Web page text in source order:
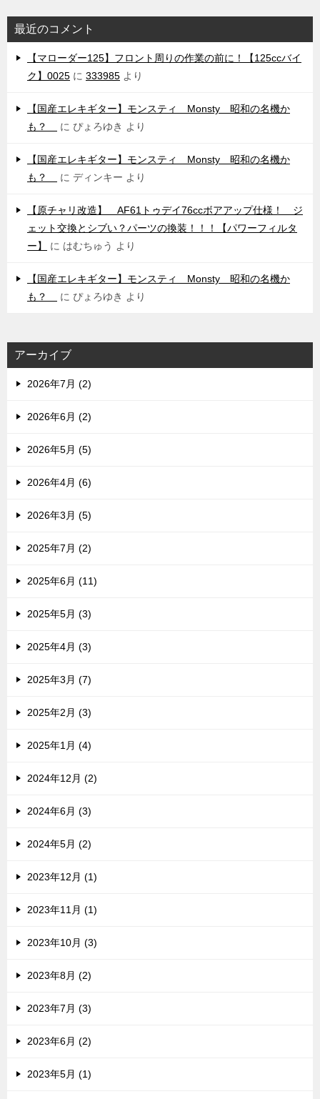
最近のコメント
【マローダー125】フロント周りの作業の前に！【125ccバイ
ク】0025 に 333985 より
【国産エレキギター】モンスティ Monsty 昭和の名機か
も？
に ぴょろゆき より
【国産エレキギター】モンスティ Monsty 昭和の名機か
も？
に ディンキー より
【原チャリ改造】 AF61トゥデイ76ccボアアップ仕様！ ジ
ェット交換とシブい？パーツの換装！！！【パワーフィルタ
ー】
に はむちゅう より
【国産エレキギター】モンスティ Monsty 昭和の名機か
も？
に ぴょろゆき より
アーカイブ
2026年7月 (2)
2026年6月 (2)
2026年5月 (5)
2026年4月 (6)
2026年3月 (5)
2025年7月 (2)
2025年6月 (11)
2025年5月 (3)
2025年4月 (3)
2025年3月 (7)
2025年2月 (3)
2025年1月 (4)
2024年12月 (2)
2024年6月 (3)
2024年5月 (2)
2023年12月 (1)
2023年11月 (1)
2023年10月 (3)
2023年8月 (2)
2023年7月 (3)
2023年6月 (2)
2023年5月 (1)